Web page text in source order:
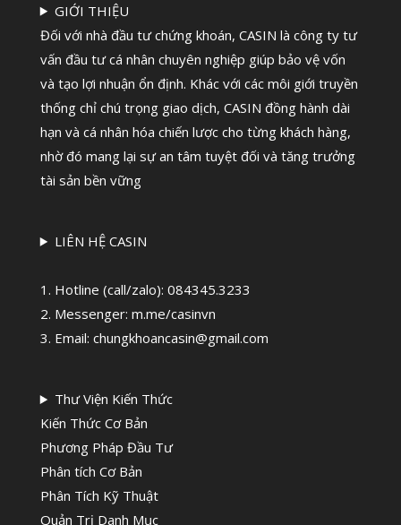
GIỚI THIỆU
Đối với nhà đầu tư chứng khoán, CASIN là công ty tư
vấn đầu tư cá nhân chuyên nghiệp giúp bảo vệ vốn
và tạo lợi nhuận ổn định. Khác với các môi giới truyền
thống chỉ chú trọng giao dịch, CASIN đồng hành dài
hạn và cá nhân hóa chiến lược cho từng khách hàng,
nhờ đó mang lại sự an tâm tuyệt đối và tăng trưởng
tài sản bền vững
LIÊN HỆ CASIN
1. Hotline (call/zalo): 084345.3233
2. Messenger: m.me/casinvn
3. Email: chungkhoancasin@gmail.com
Thư Viện Kiến Thức
Kiến Thức Cơ Bản
Phương Pháp Đầu Tư
Phân tích Cơ Bản
Phân Tích Kỹ Thuật
Quản Trị Danh Mục